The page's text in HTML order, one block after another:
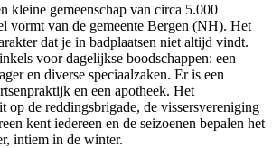
kleine gemeenschap van circa 5.000
vormt van de gemeente Bergen (NH). Het
dat je in badplaatsen niet altijd vindt.
voor dagelijkse boodschappen: een
en diverse speciaalzaken. Er is een
en een apotheek. Het
op de reddingsbrigade, de vissersvereniging
kent iedereen en de seizoenen bepalen het
intiem in de winter.